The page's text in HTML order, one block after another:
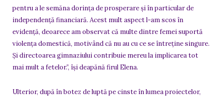
pentru a le semăna dorința de prosperare și în particular de
independență financiară. Acest mult aspect l-am scos în
evidență, deoarece am observat că multe dintre femei suportă
violența domestică, motivând că nu au cu ce se întreține singure.
Și directoarea gimnaziului contribuie mereu la implicarea tot
mai mult a fetelor.”, își deapănă firul Elena.
Ulterior, după în botez de luptă pe cinste în lumea proiectelor,